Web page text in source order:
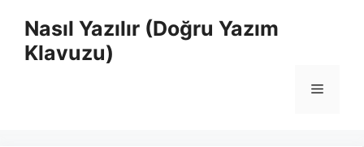
Nasıl Yazılır (Doğru Yazım
Klavuzu)
Menü